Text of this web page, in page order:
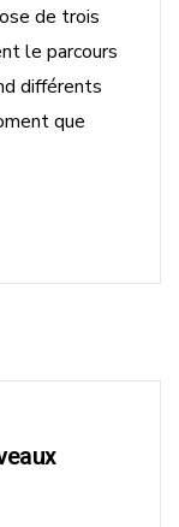
de trois
le parcours
différents
que